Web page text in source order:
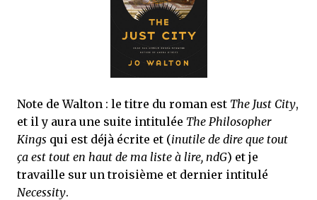
Note de Walton : le titre du roman est The Just City,
et il y aura une suite intitulée The Philosopher
Kings qui est déjà écrite et (inutile de dire que tout
ça est tout en haut de ma liste à lire, ndG) et je
travaille sur un troisième et dernier intitulé
Necessity.